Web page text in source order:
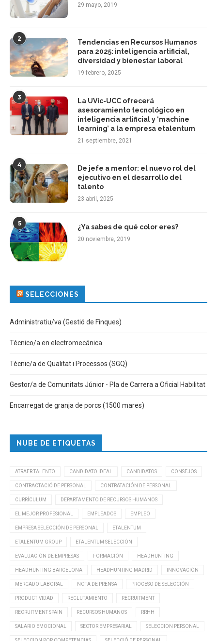
29 mayo, 2019
2
Tendencias en Recursos Humanos
para 2025: inteligencia artificial,
diversidad y bienestar laboral
19 febrero, 2025
3
La UVic-UCC ofrecerá
asesoramiento tecnológico en
inteligencia artificial y ‘machine
learning’ a la empresa etalentum
21 septiembre, 2021
4
De jefe a mentor: el nuevo rol del
ejecutivo en el desarrollo del
talento
23 abril, 2025
5
¿Ya sabes de qué color eres?
20 noviembre, 2019
SELECCIONES
Administratiu/va (Gestió de Finques)
Técnico/a en electromecánica
Tècnic/a de Qualitat i Processos (SGQ)
Gestor/a de Comunitats Júnior - Pla de Carrera a Oficial Habilitat
Encarregat de granja de porcs (1500 mares)
NUBE DE ETIQUETAS
ATRAER TALENTO CANDIDATO IDEAL CANDIDATOS CONSEJOS
CONTRACTACIÓ DE PERSONAL CONTRATACIÓN DE PERSONAL
CURRÍCULUM DEPARTAMENTO DE RECURSOS HUMANOS
EL MEJOR PROFESIONAL EMPLEADOS EMPLEO
EMPRESA SELECCIÓN DE PERSONAL ETALENTUM
ETALENTUM GROUP ETALENTUM SELECCIÓN
EVALUACIÓN DE EMPRESAS FORMACIÓN HEADHUNTING
HEADHUNTING BARCELONA HEADHUNTING MADRID INNOVACIÓN
MERCADO LABORAL NOTA DE PRENSA PROCESO DE SELECCIÓN
PRODUCTIVIDAD RECLUTAMIENTO RECRUITMENT
RECRUITMENT SPAIN RECURSOS HUMANOS RRHH
SALARIO EMOCIONAL SECTOR EMPRESARIAL SELECCION PERSONAL